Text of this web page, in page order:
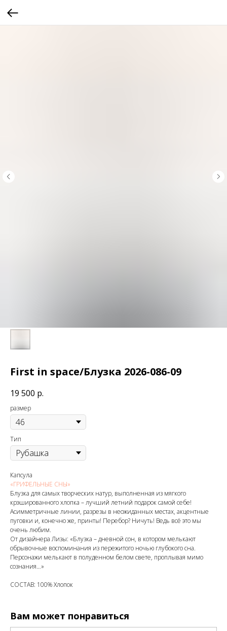
First in space/Блузка 2026-086-09
19 500 р.
размер
Тип
Капcула
«ГРИФЕЛЬНЫЕ СНЫ»
Блузка для самых творческих натур, выполненная из мягкого
крэшированного хлопка – лучший летний подарок самой себе!
Асимметричные линии, разрезы в неожиданных местах, акцентные
пуговки и, конечно же, принты! Перебор? Ничуть! Ведь всё это мы
очень любим.
От дизайнера Лизы: «Блузка – дневной сон, в котором мелькают
обрывочные воспоминания из пережитого ночью глубокого сна.
Персонажи мелькают в полуденном белом свете, проплывая мимо
сознания…»
СОСТАВ: 100% Хлопок
Вам может понравиться